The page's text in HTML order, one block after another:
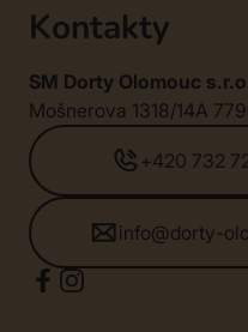
Kontakty
SM Dorty Olomouc
Mošnerova 1318/14A
+420 732
info@dorty-